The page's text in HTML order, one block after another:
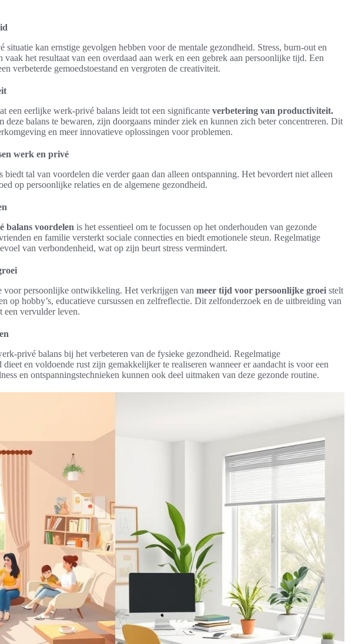
kan ernstige gevolgen hebben voor de mentale gezondheid. Stress, burn-out en
vaak het resultaat van een overdaad aan werk en een gebrek aan persoonlijke tijd. Een
verbeterde gemoedstoestand en vergroten de creativiteit.
een eerlijke werk-privé balans leidt tot een significante verbetering van productiviteit.
deze balans te bewaren, zijn doorgaans minder ziek en kunnen zich beter concentreren. Dit
en meer innovatieve oplossingen voor problemen.
werk en privé
biedt tal van voordelen die verder gaan dan alleen ontspanning. Het bevordert niet alleen
op persoonlijke relaties en de algemene gezondheid.
balans voordelen is het essentieel om te focussen op het onderhouden van gezonde
en familie versterkt sociale connecties en biedt emotionele steun. Regelmatige
van verbondenheid, wat op zijn beurt stress vermindert.
voor persoonlijke ontwikkeling. Het verkrijgen van meer tijd voor persoonlijke groei stelt
op hobby’s, educatieve cursussen en zelfreflectie. Dit zelfonderzoek en de uitbreiding van
een vervulder leven.
privé balans bij het verbeteren van de fysieke gezondheid. Regelmatige
en voldoende rust zijn gemakkelijker te realiseren wanneer er aandacht is voor een
en ontspanningstechnieken kunnen ook deel uitmaken van deze gezonde routine.